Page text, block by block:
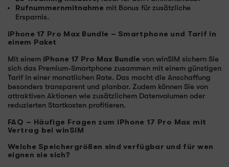
Rufnummernmitnahme mit Bonus für zusätzliche
Ersparnis.
iPhone 17 Pro Max Bundle – Smartphone und Tarif in
einem Paket
Mit einem iPhone 17 Pro Max Bundle von winSIM sichern Sie
sich das Premium-Smartphone zusammen mit einem günstigen
Tarif in einer monatlichen Rate. Das macht die Anschaffung
besonders transparent und planbar. Zudem können Sie von
attraktiven Aktionen wie zusätzlichem Datenvolumen oder
reduzierten Startkosten profitieren.
FAQ – Häufige Fragen zum iPhone 17 Pro Max mit
Vertrag bei winSIM
Welche Speichergrößen sind verfügbar und für wen
eignen sie sich?